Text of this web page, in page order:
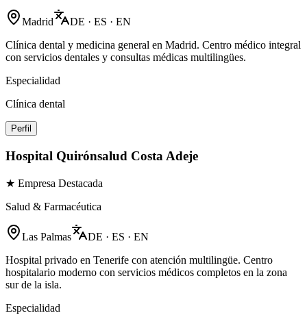
Madrid
DE · ES · EN
Clínica dental y medicina general en Madrid. Centro médico integral
con servicios dentales y consultas médicas multilingües.
Especialidad
Clínica dental
Perfil
Hospital Quirónsalud Costa Adeje
★ Empresa Destacada
Salud & Farmacéutica
Las Palmas
DE · ES · EN
Hospital privado en Tenerife con atención multilingüe. Centro
hospitalario moderno con servicios médicos completos en la zona
sur de la isla.
Especialidad